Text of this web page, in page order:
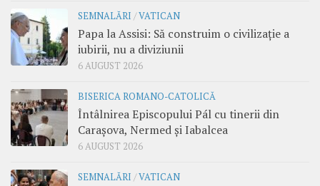
SEMNALĂRI /VATICAN
Papa la Assisi: Să construim o civilizație a
iubirii, nu a diviziunii
6 AUGUST 2026
BISERICA ROMANO-CATOLICĂ
Întâlnirea Episcopului Pál cu tinerii din
Carașova, Nermed și Iabalcea
6 AUGUST 2026
SEMNALĂRI /VATICAN